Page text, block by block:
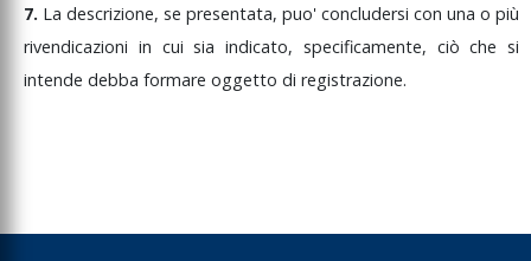
7. La descrizione, se presentata, puo' concludersi con una o più
rivendicazioni in cuisia indicato, specificamente, ciòche si
intende debba formare oggetto di registrazione.